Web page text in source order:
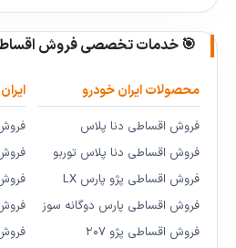
🎯 خدمات تخصصی فروش
محصولات ایران خودرو
فروش اقساطی دنا پلاس
فروش اقساطی دنا پلاس توربو
فروش اقساطی پژو پارس LX
فروش اقساطی پارس دوگانه سوز
فروش اقساطی پژو ۲۰۷
فروش
فروش